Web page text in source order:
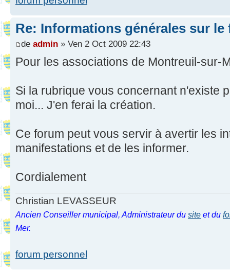
Re: Informations générales sur le
de admin » Ven 2 Oct 2009 22:43
Pour les associations de Montreuil-sur-
Si la rubrique vous concernant n'existe
moi... J'en ferai la création.
Ce forum peut vous servir à avertir les
manifestations et de les informer.
Cordialement
Christian LEVASSEUR
Ancien Conseiller municipal, Administrateur du site et du
Mer.
forum personnel